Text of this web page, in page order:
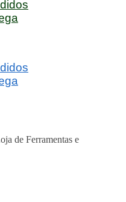
de Ferramentas e